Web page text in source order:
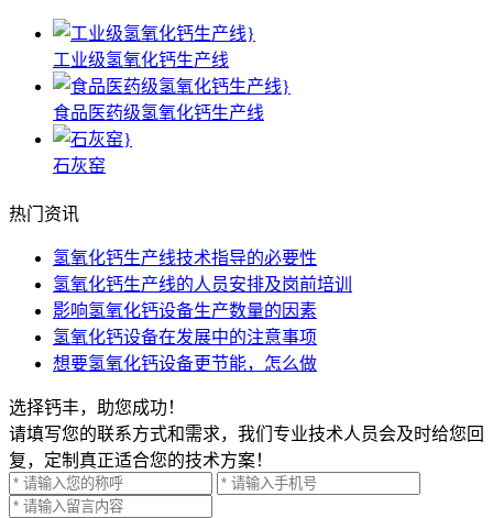
工业级氢氧化钙生产线
食品医药级氢氧化钙生产线
石灰窑
热门资讯
氢氧化钙生产线技术指导的必要性
氢氧化钙生产线的人员安排及岗前培训
影响氢氧化钙设备生产数量的因素
氢氧化钙设备在发展中的注意事项
想要氢氧化钙设备更节能，怎么做
选择钙丰，助您成功！
请填写您的联系方式和需求，我们专业技术人员会及时给您回
复，定制真正适合您的技术方案！